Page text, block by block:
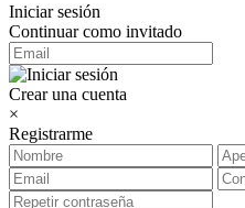
Iniciar sesión
Continuar como invitado
Crear una cuenta
×
Registrarme